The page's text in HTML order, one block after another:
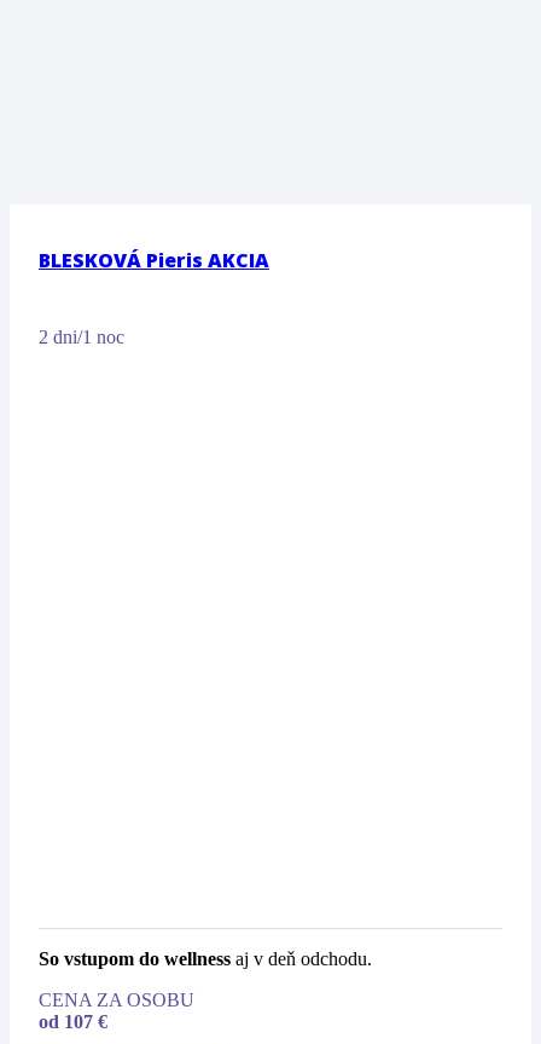
BLESKOVÁ Pieris AKCIA
2 dni/1 noc
So vstupom do wellness aj v deň odchodu.
CENA ZA OSOBU
od 107 €